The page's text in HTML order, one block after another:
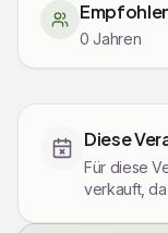
-Pfingstsingen im
3..Advent in der
Alle Mitglieder
am Singen
0 Jahren
Diese
Für diese
verkauft,